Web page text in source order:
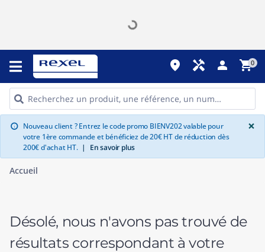
place handyman person shopping_cart0
info Nouveau client ? Entrez le code promo BIENV202 valable pour
votre 1ère commande et bénéficiez de 20€ HT de réduction dès
200€ d'achat HT. | En savoir plus
×
Accueil
Désolé, nous n'avons pas trouvé de
résultats correspondant à votre